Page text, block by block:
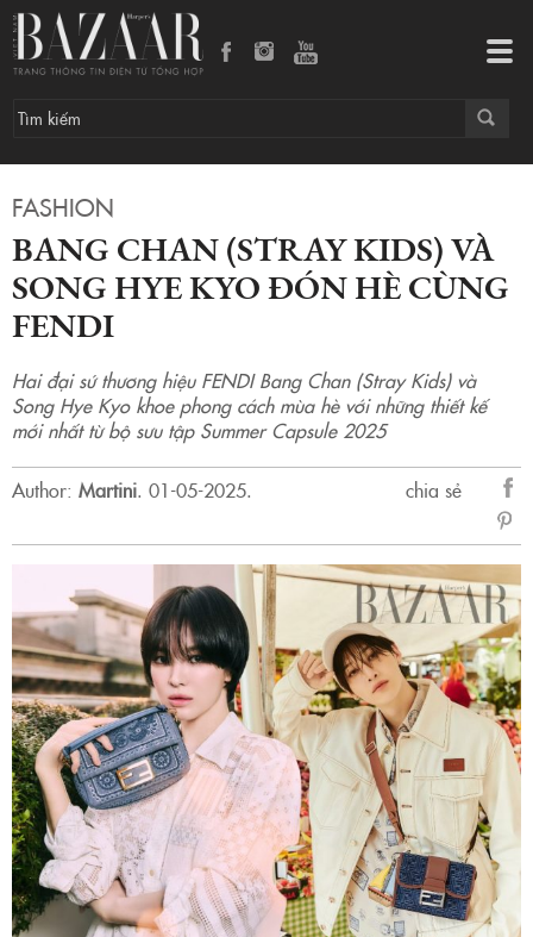
FASHION
BANG CHAN (STRAY KIDS) VÀ
SONG HYE KYO ĐÓN HÈ CÙNG
FENDI
Hai đại sứ thương hiệu FENDI Bang Chan (Stray Kids) và
Song Hye Kyo khoe phong cách mùa hè với những thiết kế
mới nhất từ bộ sưu tập Summer Capsule 2025
Author: Martini. 01-05-2025.
chia sẻ
sẻ